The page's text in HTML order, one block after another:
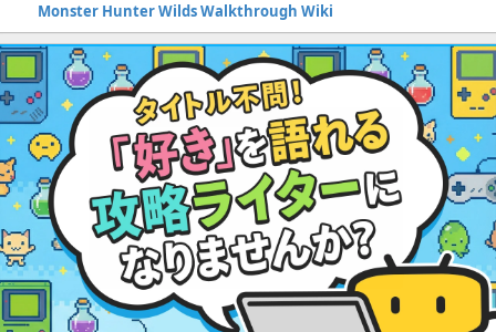
Monster Hunter Wilds Walkthrough Wiki